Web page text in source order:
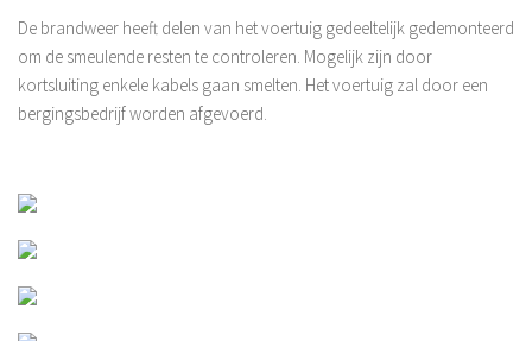
De brandweer heeft delen van het voertuig gedeeltelijk gedemonteerd
om de smeulende resten te controleren. Mogelijk zijn door
kortsluiting enkele kabels gaan smelten. Het voertuig zal door een
bergingsbedrijf worden afgevoerd.